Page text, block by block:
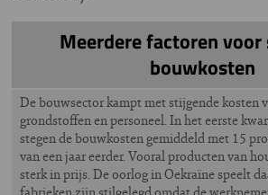
Meerdere factoren
bouwkosten
De bouwsector kampt met stijgende kosten
grondstoffen en personeel. In het eerste
stegen de bouwkosten gemiddeld met 15
van een jaar eerder. Vooral producten van
sterk in prijs. De oorlog in Oekraïne speelt